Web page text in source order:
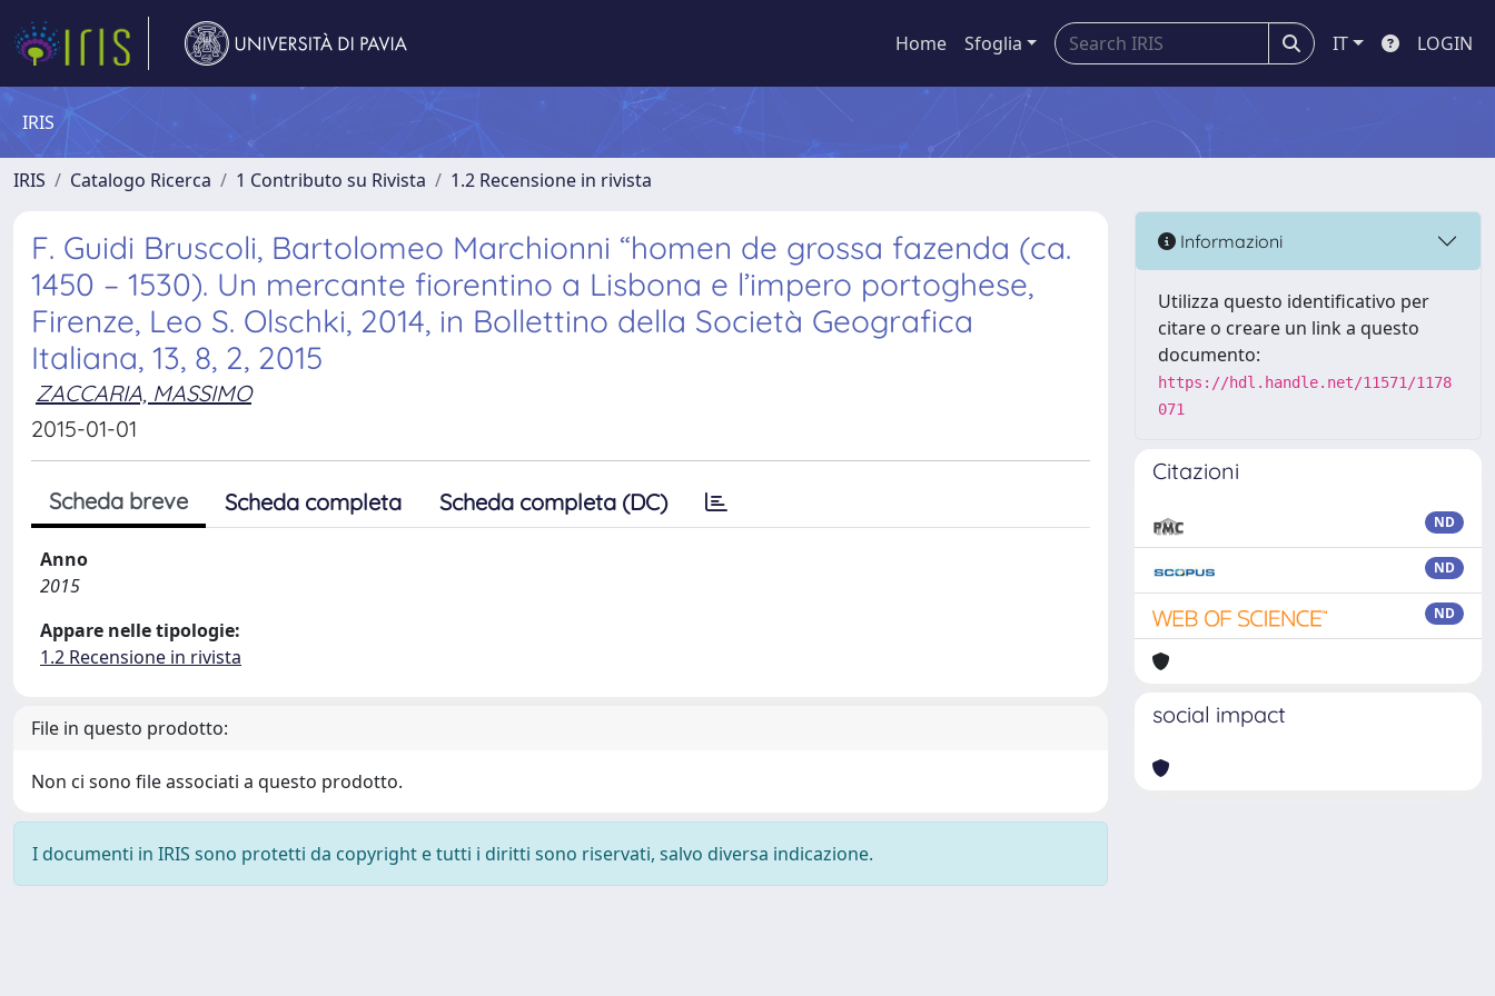
Home Sfoglia IT LOGIN
IRIS
IRIS Catalogo Ricerca 1 Contributo su Rivista 1.2 Recensione in rivista
F. Guidi Bruscoli, Bartolomeo Marchionni “homen de grossa fazenda (ca.
1450 – 1530). Un mercante fiorentino a Lisbona e l’impero portoghese,
Firenze, Leo S. Olschki, 2014, in Bollettino della Società Geografica
Italiana, 13, 8, 2, 2015
ZACCARIA, MASSIMO
2015-01-01
Scheda breve Scheda completa Scheda completa (DC)
Anno
2015
Appare nelle tipologie:
1.2 Recensione in rivista
File in questo prodotto:
Non ci sono file associati a questo prodotto.
I documenti in IRIS sono protetti da copyright e tutti i diritti sono riservati, salvo diversa indicazione.
Informazioni
Utilizza questo identificativo per
citare o creare un link a questo
documento:
https://hdl.handle.net/11571/1178
071
Citazioni
ND
ND
ND
social impact